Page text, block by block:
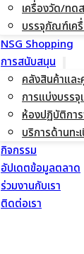
เครื่องวัด/ทด
บรรจุภัณฑ์เค
NSG Shopping
การสนับสนุน
คลังสินค้าแล
การแบ่งบรร
ห้องปฏิบัติกา
บริการด้านทะ
กิจกรรม
อัปเดตข้อมูลตลาด
ร่วมงานกับเรา
ติดต่อเรา